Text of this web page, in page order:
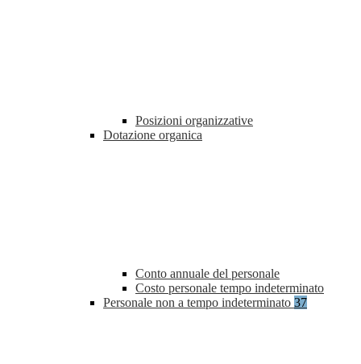
Posizioni organizzative
Dotazione organica
Conto annuale del personale
Costo personale tempo indeterminato
Personale non a tempo indeterminato 37